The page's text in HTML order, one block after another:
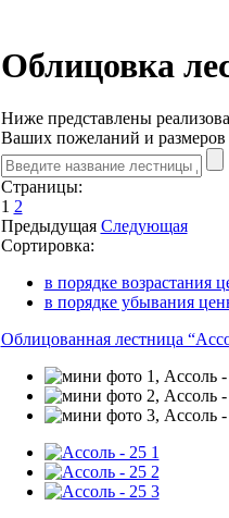
Облицовка
Ниже представлены
Ваших пожеланий и размеров
Страницы:
1 2
Предыдущая Следующая
Сортировка:
в порядке возрастания
в порядке убывания
Облицованная лестница